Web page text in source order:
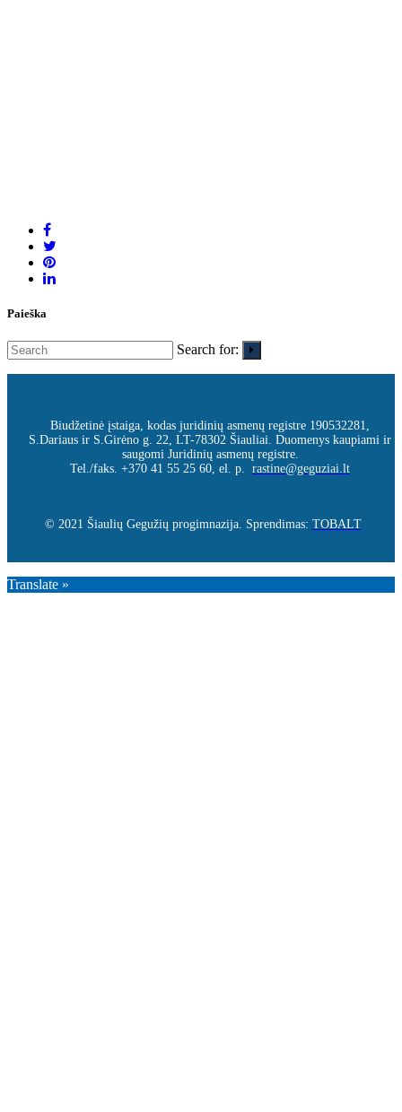
Paieška
Search for:
Biudžetinė įstaiga, kodas juridinių asmenų registre 190532281,
S.Dariaus ir S.Girėno g. 22, LT-78302 Šiauliai. Duomenys kaupiami ir
saugomi Juridinių asmenų registre.
Tel./faks. +370 41 55 25 60, el. p. rastine@geguziai.lt
© 2021 Šiaulių Gegužių progimnazija. Sprendimas: TOBALT
Translate »